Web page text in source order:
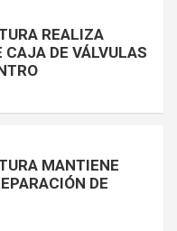
REALIZA
CAJA DE VÁLVULAS
MANTIENE
DE